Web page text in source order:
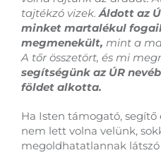
tajtékzó vizek.Áldott az
minket martalékul
megmenekült, mint a
A tőr összetört, és mi
segítségünk az ÚR
földet alkotta.
Ha Isten támogató,
nem lett volna velünk,
megoldhatatlannak